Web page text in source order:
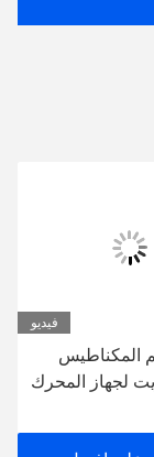
فيديو
المكناطيس
لجهاز المحرك
255mm × 75mm حجم